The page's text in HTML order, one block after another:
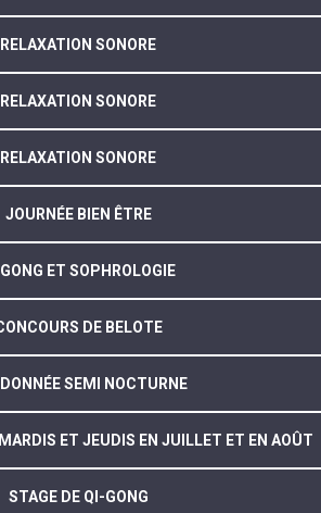
RELAXATION SONORE
RELAXATION SONORE
RELAXATION SONORE
JOURNÉE BIEN ÊTRE
ET SOPHROLOGIE
DE BELOTE
SEMI NOCTURNE
ET JEUDIS EN JUILLET ET EN AOÛT
STAGE DE QI-GONG